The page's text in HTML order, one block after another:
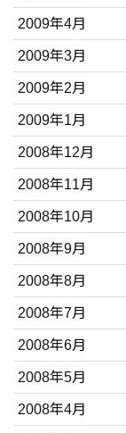
2009年4月
2009年3月
2009年2月
2009年1月
2008年12月
2008年11月
2008年10月
2008年9月
2008年8月
2008年7月
2008年6月
2008年5月
2008年4月